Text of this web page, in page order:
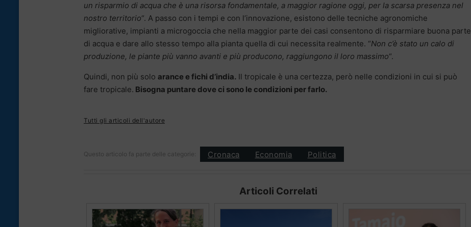
un risparmio di acqua che è una risorsa fondamentale, a maggior ragione oggi, per la scarsa presenza nel
nostro territorio“. A passo con i tempi e con l’innovazione, esistono delle tecniche agronomiche
migliorative, impianti a microgoccia che nella maggior parte dei casi consentono di risparmiare buona parte
di acqua e dare allo stesso tempo alla pianta quella di cui necessita realmente. “Non c’è stato un calo di
produzione, le piante più vanno avanti e più producono, raggiungono il loro massimo“.
Quindi, non più solo arance e fichi d’india. Il tropicale è una certezza, però nelle condizioni in cui si può
fare tropicale. Bisogna puntare dove ci sono le condizioni per farlo.
Tutti gli articoli dell'autore
Questo articolo fa parte delle categorie: Cronaca Economia Politica
Articoli Correlati